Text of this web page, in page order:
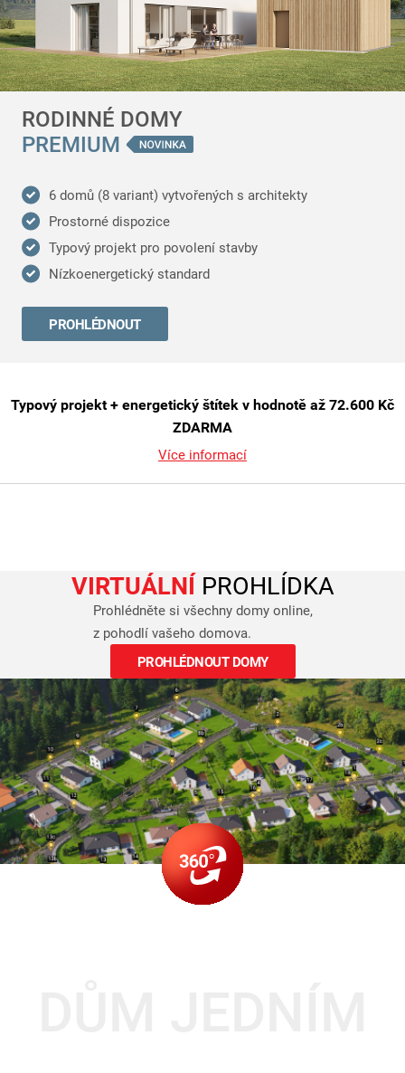
RODINNÉ DOMY
PREMIUM
6 domů (8 variant) vytvořených s architekty
Prostorné dispozice
Typový projekt pro povolení stavby
Nízkoenergetický standard
PROHLÉDNOUT
Typový projekt + energetický štítek v hodnotě až 72.600 Kč
ZDARMA
Více informací
VIRTUÁLNÍPROHLÍDKA
Prohlédněte si všechny domy online,
z pohodlí vašeho domova.
PROHLÉDNOUT DOMY